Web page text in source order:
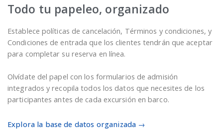
Todo tu papeleo, organizado
Establece políticas de cancelación, Términos y condiciones, y
Condiciones de entrada que los clientes tendrán que aceptar
para completar su reserva en línea.
Olvídate del papel con los formularios de admisión
integrados y recopila todos los datos que necesites de los
participantes antes de cada excursión en barco.
Explora la base de datos organizada →